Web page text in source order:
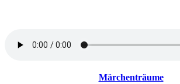
Märchenträume